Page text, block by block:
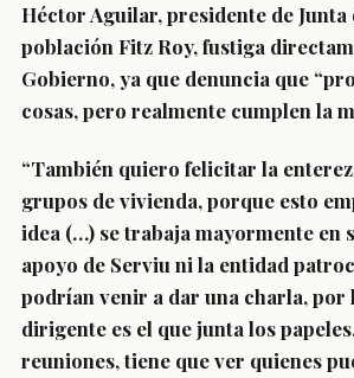
Héctor Aguilar, presidente de Junta
población Fitz Roy, fustiga
Gobierno, ya que denuncia que
cosas, pero realmente cumplen la
“También quiero felicitar la
grupos de vivienda, porque esto
idea (…) se trabaja mayormente en
apoyo de Serviu ni la entidad
podrían venir a dar una charla, por
dirigente es el que junta los
reuniones, tiene que ver quienes